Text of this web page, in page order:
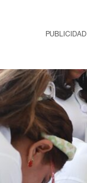
PUBLICIDAD